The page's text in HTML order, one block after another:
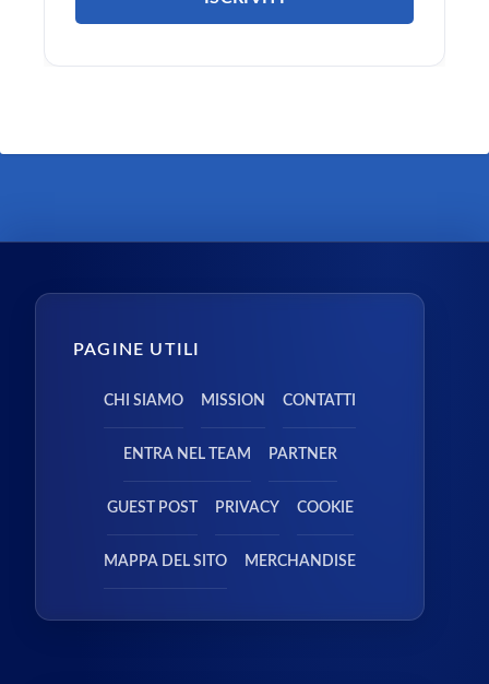
PAGINE UTILI
CHI SIAMO MISSION CONTATTI
ENTRA NEL TEAM PARTNER
GUEST POST PRIVACY COOKIE
MAPPA DEL SITO MERCHANDISE